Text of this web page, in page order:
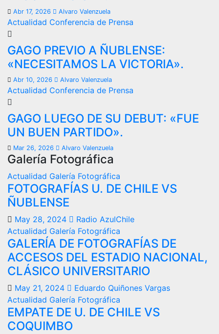
Abr 17, 2026 Alvaro Valenzuela
Actualidad Conferencia de Prensa
GAGO PREVIO A ÑUBLENSE:
«NECESITAMOS LA VICTORIA».
Abr 10, 2026 Alvaro Valenzuela
Actualidad Conferencia de Prensa
GAGO LUEGO DE SU DEBUT: «FUE
UN BUEN PARTIDO».
Mar 26, 2026 Alvaro Valenzuela
Galería Fotográfica
Actualidad Galería Fotográfica
FOTOGRAFÍAS U. DE CHILE VS
ÑUBLENSE
May 28, 2024
Radio AzulChile
Actualidad Galería Fotográfica
GALERÍA DE FOTOGRAFÍAS DE
ACCESOS DEL ESTADIO NACIONAL,
CLÁSICO UNIVERSITARIO
May 21, 2024
Eduardo Quiñones Vargas
Actualidad Galería Fotográfica
EMPATE DE U. DE CHILE VS
COQUIMBO